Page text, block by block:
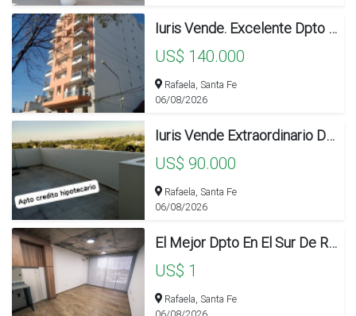
Iuris Vende. Excelente Dpto E Inmejorable Ubicacion
US$ 140.000
Rafaela, Santa Fe
06/08/2026
Iuris Vende Extraordinario Dpto Como Casa!! Apto Credito
US$ 90.000
Rafaela, Santa Fe
06/08/2026
El Mejor Dpto En El Sur De Rafaela.
US$ 1
Rafaela, Santa Fe